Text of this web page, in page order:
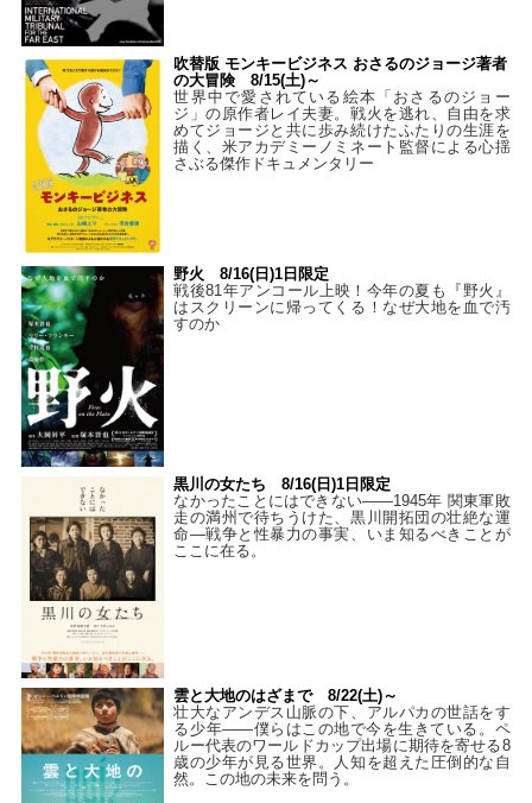
吹替版 モンキービジネス おさるのジョージ著者
の大冒険 8/15(土)～
世界中で愛されている絵本「おさるのジョー
ジ」の原作者レイ夫妻。戦火を逃れ、自由を求
めてジョージと共に歩み続けたふたりの生涯を
描く、米アカデミーノミネート監督による心揺
さぶる傑作ドキュメンタリー
野火 8/16(日)1日限定
戦後81年アンコール上映！今年の夏も『野火』
はスクリーンに帰ってくる！なぜ大地を血で汚
すのか
黒川の女たち 8/16(日)1日限定
なかったことにはできない——1945年 関東軍敗
走の満州で待ちうけた、黒川開拓団の壮絶な運
命―戦争と性暴力の事実、いま知るべきことが
ここに在る。
雲と大地のはざまで 8/22(土)～
壮大なアンデス山脈の下、アルパカの世話をす
る少年――僕らはこの地で今を生きている。ペ
ルー代表のワールドカップ出場に期待を寄せる8
歳の少年が見る世界。人知を超えた圧倒的な自
然。この地の未来を問う。